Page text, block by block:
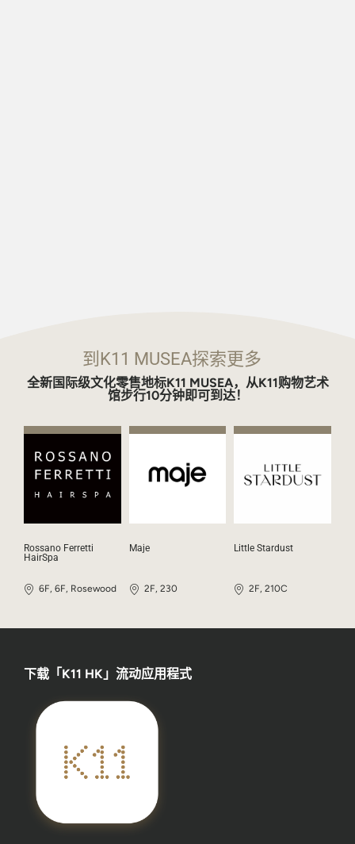
到K11 MUSEA探索更多
全新国际级文化零售地标K11 MUSEA，从K11购物艺术
馆步行10分钟即可到达！
Rossano Ferretti
HairSpa
6F, 6F, Rosewood
Maje
2F, 230
Little Stardust
2F, 210C
下载「K11 HK」流动应用程式